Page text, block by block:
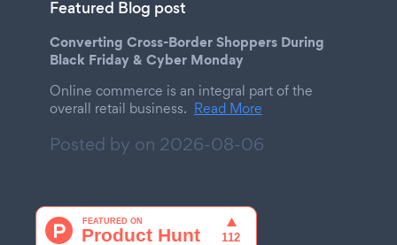
Featured Blog post
Converting Cross-Border Shoppers During
Black Friday & Cyber Monday
Online commerce is an integral part of the
overall retail business. Read More
Posted by on 2026-08-06